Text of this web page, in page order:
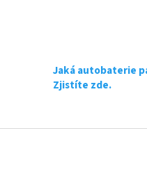
Jaká autobaterie
Zjistíte zde.